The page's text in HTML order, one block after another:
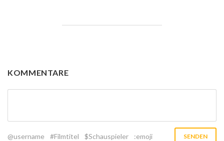
KOMMENTARE
@username #Filmtitel $Schauspieler :emoji